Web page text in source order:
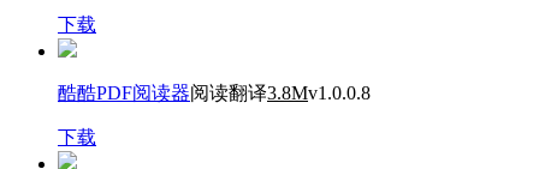
下载
酷酷PDF阅读器阅读翻译3.8Mv1.0.0.8
下载